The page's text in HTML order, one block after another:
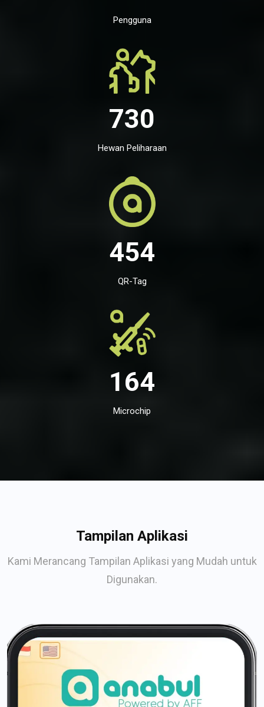
Pengguna
730
Hewan Peliharaan
454
QR-Tag
164
Microchip
Tampilan Aplikasi
Kami Merancang Tampilan Aplikasi yang Mudah untuk
Digunakan.